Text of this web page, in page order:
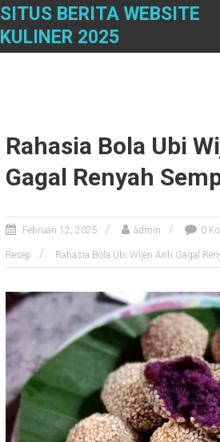
Skip
content
SITUS BERITA WEBSITE
KULINER 2025
Rahasia Bola Ubi
Gagal Renyah
Februari 12, 2025 admin 0
Resep Rahasia Bola Ubi Wijen Anti Gagal